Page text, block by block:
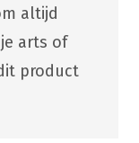
altijd
arts of
product